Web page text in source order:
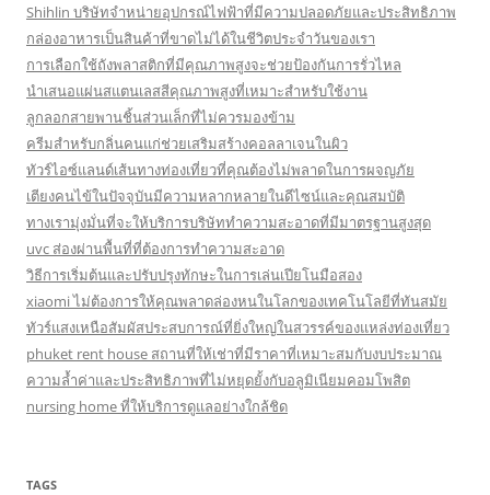
Shihlin บริษัทจำหน่ายอุปกรณ์ไฟฟ้าที่มีความปลอดภัยและประสิทธิภาพ
กล่องอาหารเป็นสินค้าที่ขาดไม่ได้ในชีวิตประจำวันของเรา
การเลือกใช้ถังพลาสติกที่มีคุณภาพสูงจะช่วยป้องกันการรั่วไหล
นำเสนอแผ่นสแตนเลสสีคุณภาพสูงที่เหมาะสำหรับใช้งาน
ลูกลอกสายพานชิ้นส่วนเล็กที่ไม่ควรมองข้าม
ครีมสำหรับกลิ่นคนแก่ช่วยเสริมสร้างคอลลาเจนในผิว
ทัวร์ไอซ์แลนด์เส้นทางท่องเที่ยวที่คุณต้องไม่พลาดในการผจญภัย
เตียงคนไข้ในปัจจุบันมีความหลากหลายในดีไซน์และคุณสมบัติ
ทางเรามุ่งมั่นที่จะให้บริการบริษัททำความสะอาดที่มีมาตรฐานสูงสุด
uvc ส่องผ่านพื้นที่ที่ต้องการทำความสะอาด
วิธีการเริ่มต้นและปรับปรุงทักษะในการเล่นเปียโนมือสอง
xiaomi ไม่ต้องการให้คุณพลาดล่องหนในโลกของเทคโนโลยีที่ทันสมัย
ทัวร์แสงเหนือสัมผัสประสบการณ์ที่ยิ่งใหญ่ในสวรรค์ของแหล่งท่องเที่ยว
phuket rent house สถานที่ให้เช่าที่มีราคาที่เหมาะสมกับงบประมาณ
ความล้ำค่าและประสิทธิภาพที่ไม่หยุดยั้งกับอลูมิเนียมคอมโพสิต
nursing home ที่ให้บริการดูแลอย่างใกล้ชิด
TAGS